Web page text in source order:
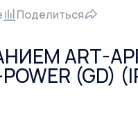
Поделиться
ART-
(GD)